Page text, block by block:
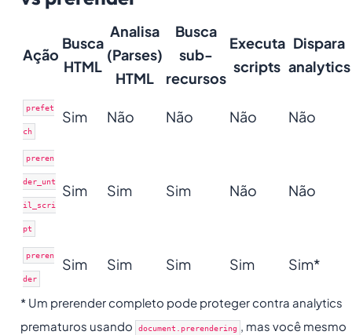
Ação
Busca
HTML
Analisa
(Parses)
HTML
Busca
sub-
recursos
Executa
scripts
Dispara
analytics
prefet
ch
Sim Não Não Não Não
preren
der_unt
il_scri
pt
Sim Sim Sim Não Não
preren
der
Sim Sim Sim Sim Sim*
* Um prerender completo pode proteger contra analytics
prematuros usando
document.prerendering , mas você mesmo